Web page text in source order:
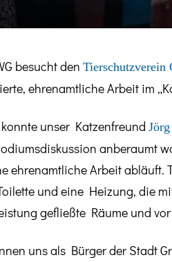
besucht den Tierschutzverein
ehrenamtliche Arbeit im
unser Katzenfreund
anberaumt
ehrenamtliche Arbeit abläuft.
und eine Heizung, die
gefließte Räume und
uns als Bürger der Stadt